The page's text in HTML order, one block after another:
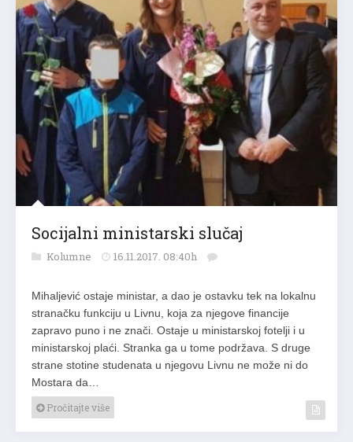
Socijalni ministarski slučaj
Kolumne 16.11.2017. 08:40h
Mihaljević ostaje ministar, a dao je ostavku tek na lokalnu
stranačku funkciju u Livnu, koja za njegove financije
zapravo puno i ne znači. Ostaje u ministarskoj fotelji i u
ministarskoj plaći. Stranka ga u tome podržava. S druge
strane stotine studenata u njegovu Livnu ne može ni do
Mostara da…
Pročitajte više